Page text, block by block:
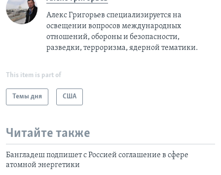
Алекс Григорьев специализируется на
освещении вопросов международных
отношений, обороны и безопасности,
разведки, терроризма, ядерной тематики.
This item is part of
Темы дня США
Читайте также
Бангладеш подпишет с Россией соглашение в сфере
атомной энергетики